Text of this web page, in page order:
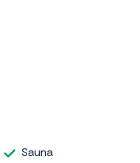
Sauna